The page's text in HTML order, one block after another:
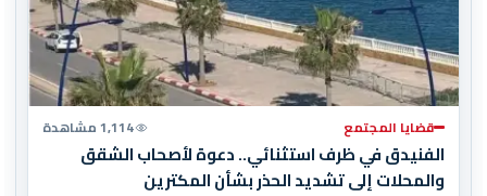
قضايا المجتمع 1,114 مشاهدة
الفنيدق في ظرف استثنائي.. دعوة لأصحاب الشقق
والمحلات إلى تشديد الحذر بشأن المكترين